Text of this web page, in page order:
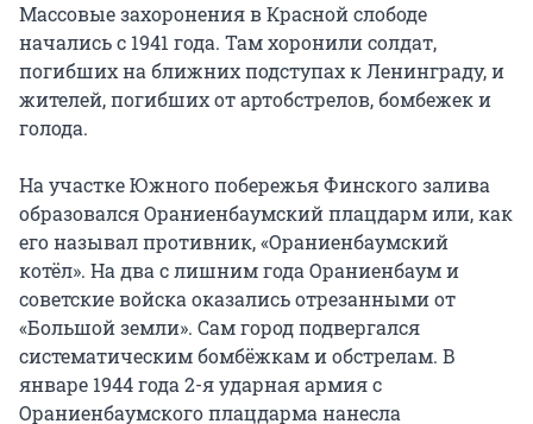
Массовые захоронения в Красной слободе
начались с 1941 года. Там хоронили солдат,
погибших на ближних подступах к Ленинграду, и
жителей, погибших от артобстрелов, бомбежек и
голода.
На участке Южного побережья Финского залива
образовался Ораниенбаумский плацдарм или, как
его называл противник, «Ораниенбаумский
котёл». На два с лишним года Ораниенбаум и
советские войска оказались отрезанными от
«Большой земли». Сам город подвергался
систематическим бомбёжкам и обстрелам. В
январе 1944 года 2-я ударная армия с
Ораниенбаумского плацдарма нанесла